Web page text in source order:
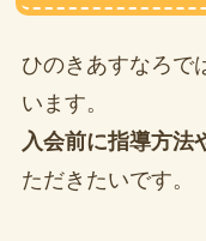
ひのきあすなろで
います。
入会前に指導方法
ただきたいです。